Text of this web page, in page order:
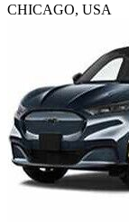
CHICAGO, USA